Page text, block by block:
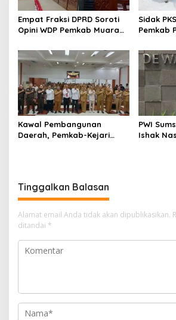
Empat Fraksi DPRD Soroti
Opini WDP Pemkab Muara
Kelola Keuangan
Sidak
Pemkab
Kawal Pembangunan
Daerah, Pemkab-Kejari
PWI
Ishak
Tinggalkan Balasan
Alamat email Anda tidak akan dipublikasikan.
ditandai *